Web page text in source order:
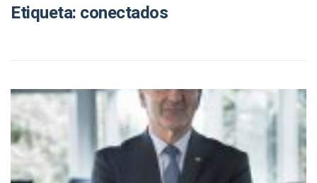
Etiqueta: conectados